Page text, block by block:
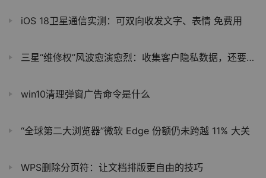
iOS 18卫星通信实测：可双向收发文字、表情 免费用
三星“维修权”风波愈演愈烈：收集客户隐私数据，还要求维修店“告密”
win10清理弹窗广告命令是什么
“全球第二大浏览器”微软 Edge 份额仍未跨越 11% 大关
WPS删除分页符：让文档排版更自由的技巧